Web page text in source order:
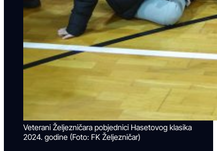
Veterani Željezničara pobjednici Hasetovog klasika
2024. godine (Foto: FK Željezničar)